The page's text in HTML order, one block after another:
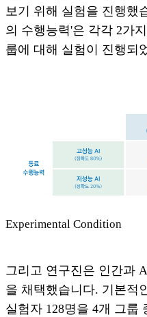
보기 위해 실험을 진행했
의 수행능력'은 각각 2가
룹에 대해 실험이 진행되
Experimental Condition
그리고 연구진은 인간과
을 채택했습니다. 기본적
실험자 128명을 4개 그룹